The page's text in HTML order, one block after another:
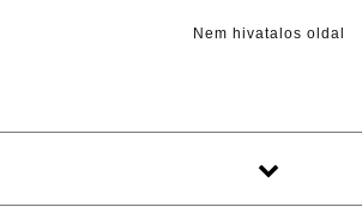
Nem hivatalos oldal